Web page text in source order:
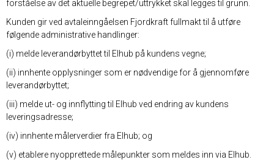
forståelse av det aktuelle begrepet/uttrykket skal legges til grunn.
Kunden gir ved avtaleinngåelsen Fjordkraft fullmakt til å utføre
følgende administrative handlinger:
(i) melde leverandørbyttet til Elhub på kundens vegne;
(ii) innhente opplysninger som er nødvendige for å gjennomføre
leverandørbyttet;
(iii) melde ut- og innflytting til Elhub ved endring av kundens
leveringsadresse;
(iv) innhente målerverdier fra Elhub; og
(v) etablere nyopprettede målepunkter som meldes inn via Elhub.